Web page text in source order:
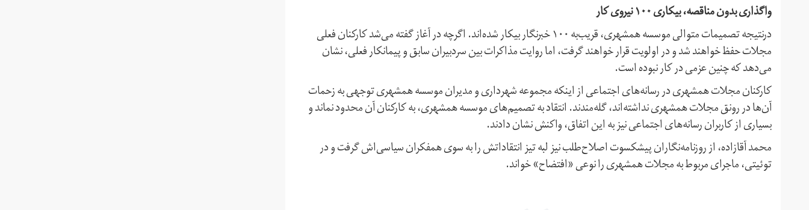
واگذاری بدون مناقصه، بیکاری ۱۰۰ نیروی کار
درنتیجه تصمیمات متوالی موسسه همشهری، قریب‌به ۱۰۰ خبرنگار بیکار شده‌اند. اگرچه در آغاز گفته می‌شد کارکنان فعلی
مجلات حفظ خواهند شد و در اولویت قرار خواهند گرفت، اما روایت مذاکرات بین سردبیران سابق و پیمانکار فعلی، نشان
می‌دهد که چنین عزمی در کار نبوده است.
کارکنان مجلات همشهری در رسانه‌های اجتماعی از اینکه مجموعه شهرداری و مدیران موسسه همشهری توجهی به زحمات
آن‌ها در رونق مجلات همشهری نداشته‌اند، گله‌مندند. انتقاد به تصمیم‌های موسسه همشهری، به کارکنان آن محدود نماند و
بسیاری از کاربران رسانه‌های اجتماعی نیز به این اتفاق، واکنش نشان دادند.
محمد آقازاده، از روزنامه‌نگاران پیشکسوت اصلاح‌طلب نیز لبه تیز انتقاداتش را به سوی همفکران سیاسی‌اش گرفت و در
توئیتی، ماجرای مربوط به مجلات همشهری را نوعی «افتضاح» خواند.